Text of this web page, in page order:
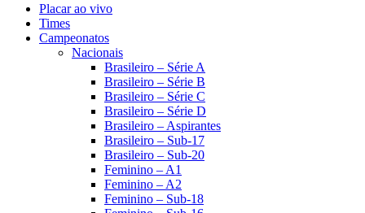
Placar ao vivo
Times
Campeonatos
Nacionais
Brasileiro – Série A
Brasileiro – Série B
Brasileiro – Série C
Brasileiro – Série D
Brasileiro – Aspirantes
Brasileiro – Sub-17
Brasileiro – Sub-20
Feminino – A1
Feminino – A2
Feminino – Sub-18